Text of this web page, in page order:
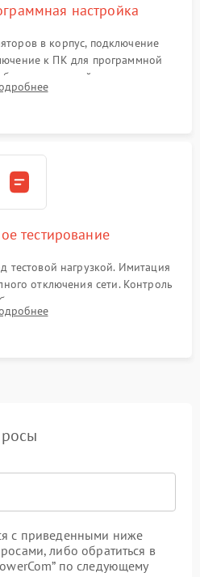
настройка
в корпус, подключение
к ПК для программной
настройки порогов
счетчиков старения АКБ.
тестирование
нагрузкой. Имитация
отключения сети. Контроль
температурного режима и
выходного сигнала.
с приведенными ниже
либо обратиться в
по следующему